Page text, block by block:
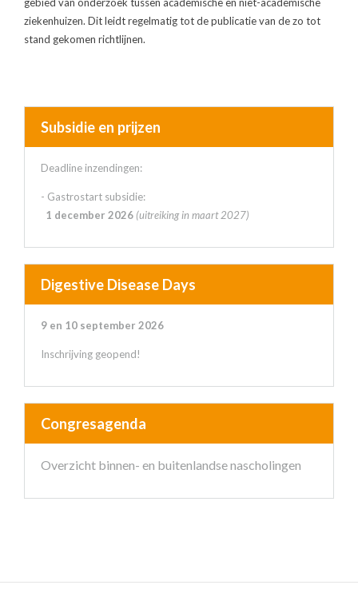
ziekenhuizen. Dit leidt regelmatig tot de publicatie van de zo tot
stand gekomen richtlijnen.
Subsidie en prijzen
Deadline inzendingen:
- Gastrostart subsidie:
1 december 2026 (uitreiking in maart 2027)
Digestive Disease Days
9 en 10 september 2026
Inschrijving geopend!
Congresagenda
Overzicht binnen- en buitenlandse nascholingen